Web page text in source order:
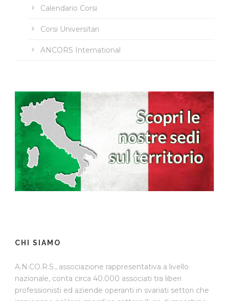
Calendario Corsi
Corsi Universitari
ANCORS International
CHI SIAMO
A.N.CO.R.S., associazione rappresentativa a livello
nazionale, conta circa 40.000 associati tra liberi
professionisti ed aziende operanti in svariati settori che